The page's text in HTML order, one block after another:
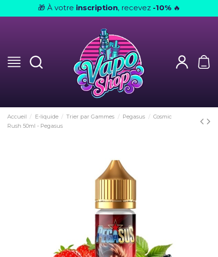
🎁 À votre inscription, recevez -10% 🔥
Accueil E-liquide Trier par Gammes Pegasus
Cosmic
Rush 50ml - Pegasus